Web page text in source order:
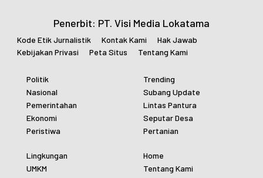
Penerbit: PT. Visi Media Lokatama
Kode Etik Jurnalistik Kontak Kami
Hak Jawab
Kebijakan Privasi
Peta Situs Tentang Kami
Politik
Nasional
Pemerintahan
Ekonomi
Peristiwa
Trending
Subang Update
Lintas Pantura
Seputar Desa
Pertanian
Lingkungan
UMKM
Home
Tentang Kami